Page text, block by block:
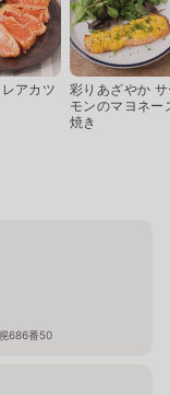
アカツ
彩りあざやか
モンのマヨネー
焼き
686番50